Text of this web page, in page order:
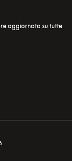
aggiornato su tutte